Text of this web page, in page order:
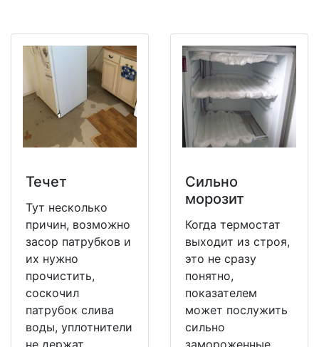
Течет
Тут несколько
причин, возможно
засор патрубков и
их нужно
прочистить,
соскочил
патрубок слива
воды, уплотнители
Сильно
морозит
Когда термостат
выходит из строя,
это не сразу
понятно,
показателем
может послужить
сильно